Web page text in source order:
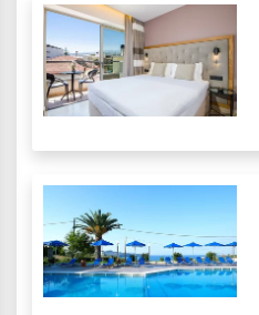
Κύθηρα
Κυλλήνη
Κύμη Ευβοίας
Κύπρος
Κως